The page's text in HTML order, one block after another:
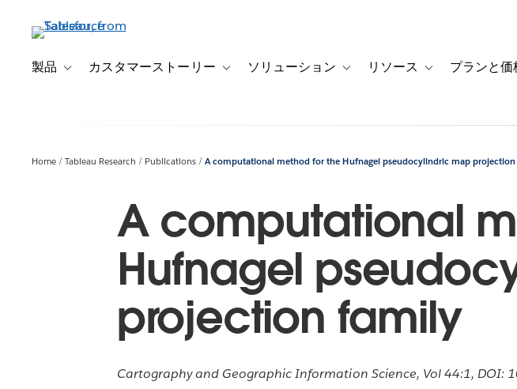
製品 Toggle sub-navigation for 製品
カスタマーストーリー Toggle sub-navigation for カスタマーストーリー
ソリューション Toggle sub-navigation for ソリューシ
リソース Toggle sub-
プランと価
Home Tableau Research Publications A computational method for the Hufnagel pseudocylindric map
A computational
Hufnagel
projection family
Cartography and Geographic Information Science, Vol 44:1,